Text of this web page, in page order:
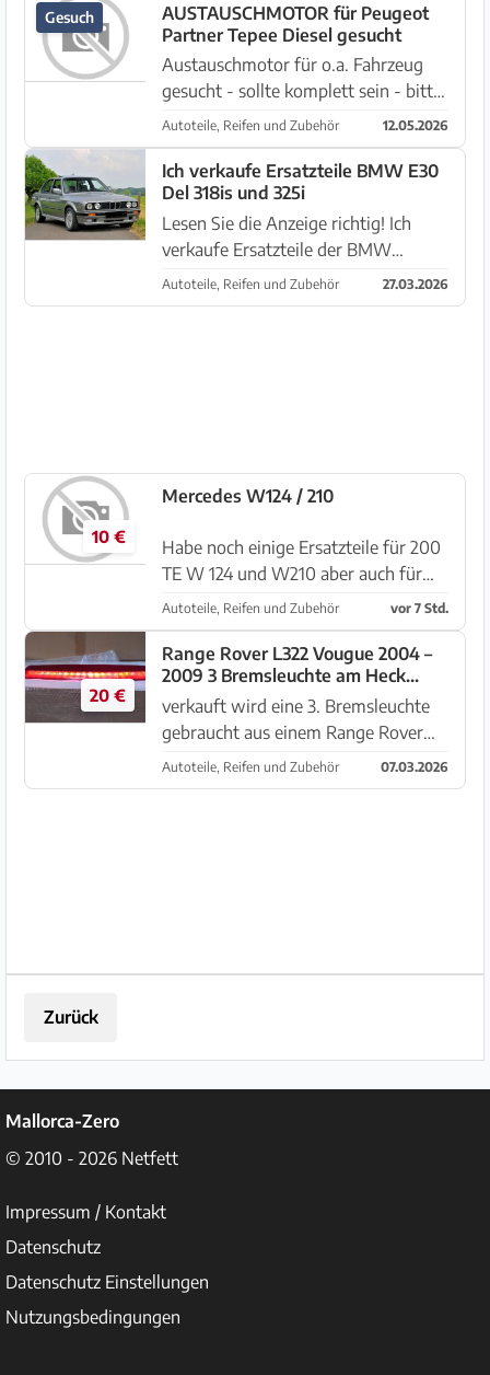
Gesuch
AUSTAUSCHMOTOR für Peugeot
Partner Tepee Diesel gesucht
Austauschmotor für o.a. Fahrzeug
gesucht - sollte komplett sein - bitte
Angebote an 647 593 974 Michael
Autoteile, Reifen und Zubehör 12.05.2026
Ich verkaufe Ersatzteile BMW E30
Del 318is und 325i
Lesen Sie die Anzeige richtig! Ich
verkaufe Ersatzteile der BMW
Karosserie E30. Ich verkaufe
Ersatzteile von BMW E30 Ich habe
Autoteile, Reifen und Zubehör 27.03.2026
10 €
Mercedes W124 / 210
Habe noch einige Ersatzteile für 200
TE W 124 und W210 aber auch für
W126 anzubieten.
Autoteile, Reifen und Zubehör vor 7 Std.
20 €
Range Rover L322 Vougue 2004 –
2009 3 Bremsleuchte am Heck
XFG000040
verkauft wird eine 3. Bremsleuchte
gebraucht aus einem Range Rover
L322 TD6 Die Rückleuchte ist
gebraucht und hat kleine
Autoteile, Reifen und Zubehör 07.03.2026
Zurück
Mallorca-Zero
© 2010 - 2026 Netfett
Impressum / Kontakt
Datenschutz
Datenschutz Einstellungen
Nutzungsbedingungen